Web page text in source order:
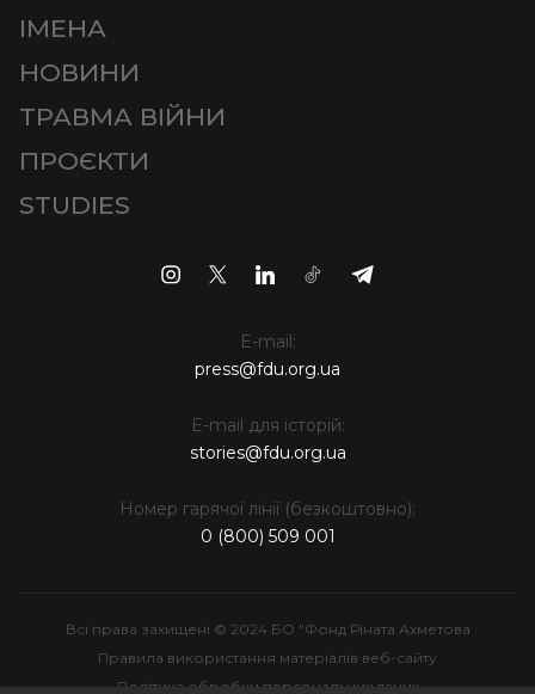
ІМЕНА
НОВИНИ
ТРАВМА ВІЙНИ
ПРОЄКТИ
STUDIES
E-mail:
press@fdu.org.ua
E-mail для історій:
stories@fdu.org.ua
Номер гарячої лінії (безкоштовно):
0 (800) 509 001
Всі права захищені © 2024 БО "Фонд Ріната Ахметова
Правила використання матеріалів веб-сайту
Політика обробки персональних даних